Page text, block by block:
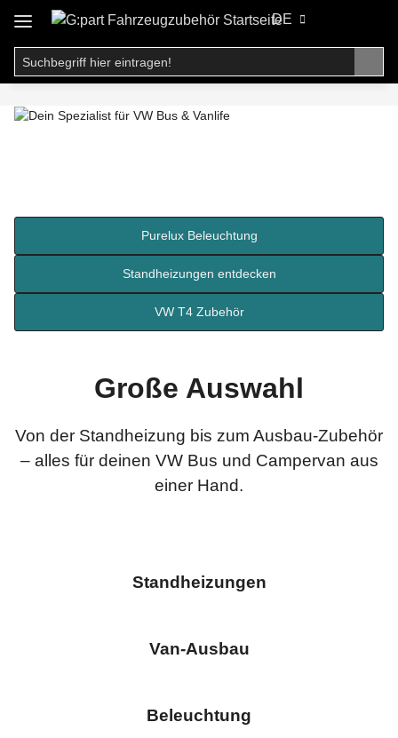
DE
Purelux Beleuchtung
Standheizungen entdecken
VW T4 Zubehör
Große Auswahl
Von der Standheizung bis zum Ausbau-Zubehör
– alles für deinen VW Bus und Campervan aus
einer Hand.
Standheizungen
Van-Ausbau
Beleuchtung